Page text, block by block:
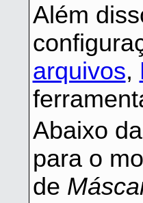
Além
arquivos,
Abaixo
para o
de